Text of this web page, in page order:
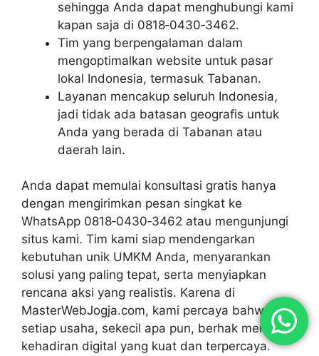
sehingga Anda dapat menghubungi kami
kapan saja di 0818‑0430‑3462.
Tim yang berpengalaman dalam
mengoptimalkan website untuk pasar
lokal Indonesia, termasuk Tabanan.
Layanan mencakup seluruh Indonesia,
jadi tidak ada batasan geografis untuk
Anda yang berada di Tabanan atau
daerah lain.
Anda dapat memulai konsultasi gratis hanya
dengan mengirimkan pesan singkat ke
WhatsApp 0818‑0430‑3462 atau mengunjungi
situs kami. Tim kami siap mendengarkan
kebutuhan unik UMKM Anda, menyarankan
solusi yang paling tepat, serta menyiapkan
rencana aksi yang realistis. Karena di
MasterWebJogja.com, kami percaya bahwa
setiap usaha, sekecil apa pun, berhak memiliki
kehadiran digital yang kuat dan terpercaya.